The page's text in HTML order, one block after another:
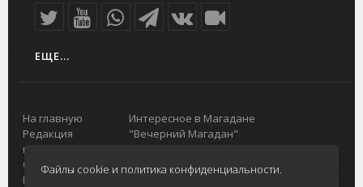
ЕЩЕ...
На главную
Редакция
портала
О проекте
Реклама на
Интересное в Магадане
"Вечерний Магадан"
Городская доска объявлений
Реклама
Главный туристический портал
Файлы cookie и политика конфиденциальности.